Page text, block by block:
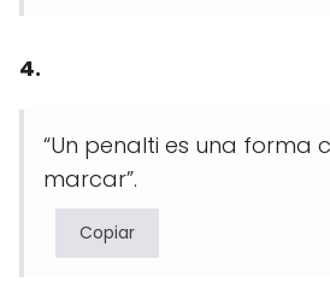
4.
“Un penalti es una forma
marcar”.
Copiar